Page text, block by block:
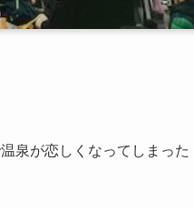
泉が恋しくなってしまった